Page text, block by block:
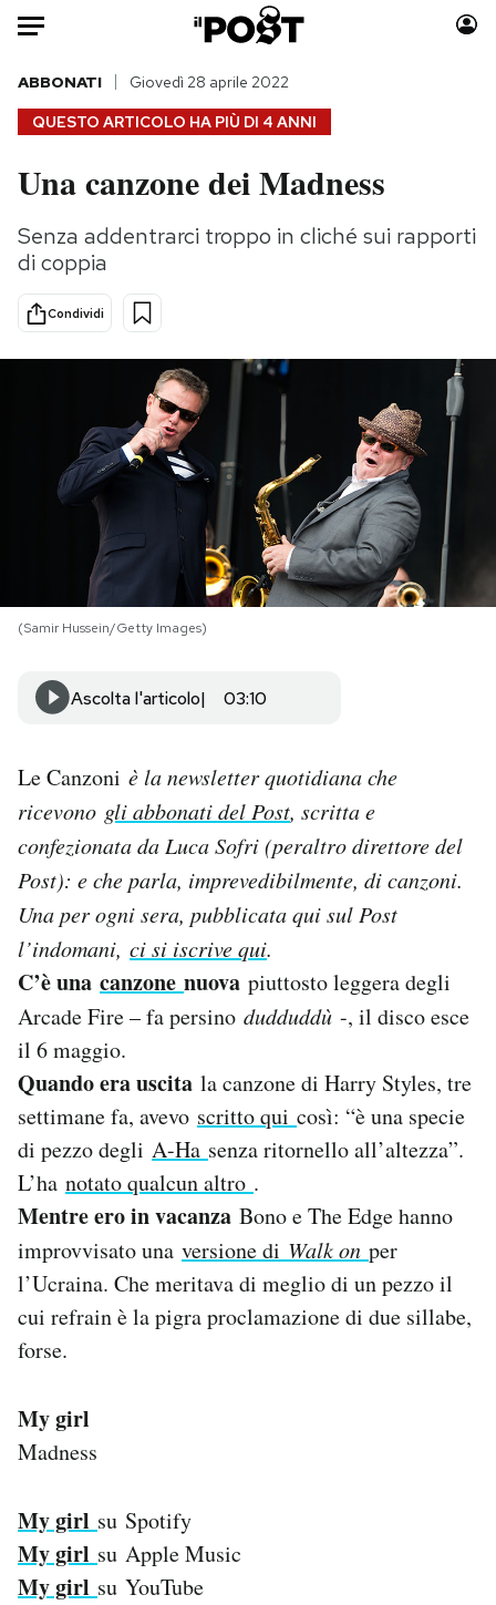
Auto
HOME
Italia
Politica
Tecnologia
Internet
Sport
Moda
Consumismi
Europa
Mondiali calcio 2026
PODCAST
NEWSLETTER
I MIEI PREFERITI
AREA PERSONALE
Area Personale
Newsletter
Notifiche mobile
Hai bisogno di aiuto?
Esci
QUESTO ARTICOLO HA PIÙ DI 4 ANNI
ABBONATI Giovedì 28 aprile 2022
Una canzone dei Madness
Senza addentrarci troppo in cliché sui rapporti
di coppia
Condividi
(Samir Hussein/Getty Images)
Ascolta l'articolo 03:10
Le Canzoni è la newsletter quotidiana che
ricevono gli abbonati del Post, scritta e
confezionata da Luca Sofri (peraltro direttore del
Post): e che parla, imprevedibilmente, di canzoni.
Una per ogni sera, pubblicata qui sul Post
l’indomani, ci si iscrive qui.
C’è una canzone nuova piuttosto leggera degli
Arcade Fire – fa persino dudduddù -, il disco esce
il 6 maggio.
Quando era uscita la canzone di Harry Styles, tre
settimane fa, avevo scritto qui così: “è una specie
di pezzo degli A-Ha senza ritornello all’altezza”.
L’ha notato qualcun altro .
Mentre ero in vacanza Bono e The Edge hanno
improvvisato una versione di Walk on per
l’Ucraina. Che meritava di meglio di un pezzo il
cui refrain è la pigra proclamazione di due sillabe,
forse.
My girl
Madness
My girl su Spotify
My girl su Apple Music
My girl su YouTube